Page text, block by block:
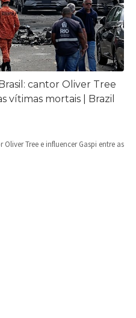
cantor Oliver Tree
vítimas mortais | Brazil
Tree e influencer Gaspi entre as